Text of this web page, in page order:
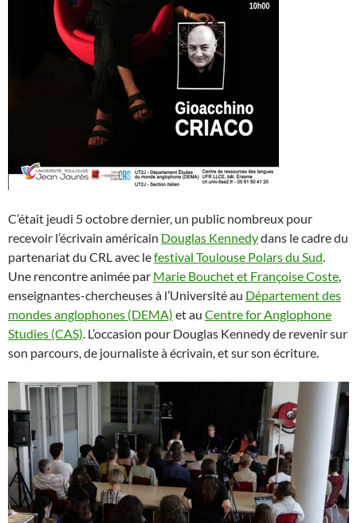
C’était jeudi 5 octobre dernier, un public nombreux pour
recevoir l’écrivain américain Douglas Kennedydans le cadre du
partenariat du CRL avec lefestival Toulouse Polars du Sud.
Une rencontre animée par Marie Bouchet et Françoise Coste,
enseignantes-chercheuses à l’Université au Département des
mondes anglophones (DEMA) et au Centre for Anglophone
Studies (CAS). L’occasion pour Douglas Kennedy de revenir sur
son parcours, de journaliste à écrivain, et sur son écriture.